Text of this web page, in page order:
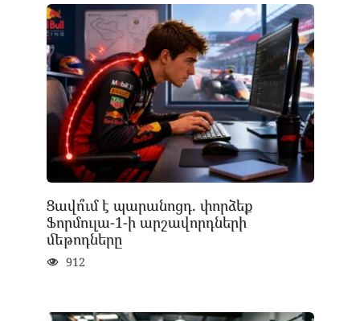
Ցավո՞ւմ է պարանոցդ. փորձեք
Ֆորմուլա-1-ի արշավորդների
մեթոդները
912